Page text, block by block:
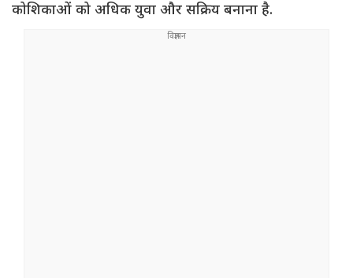
कोशिकाओं को अधिक युवा और सक्रिय बनाना है.